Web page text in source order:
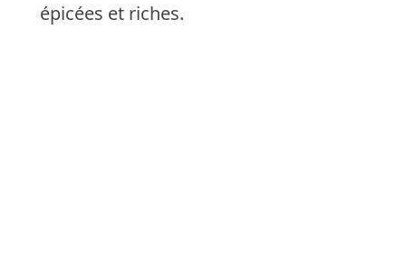
épicées et riches.